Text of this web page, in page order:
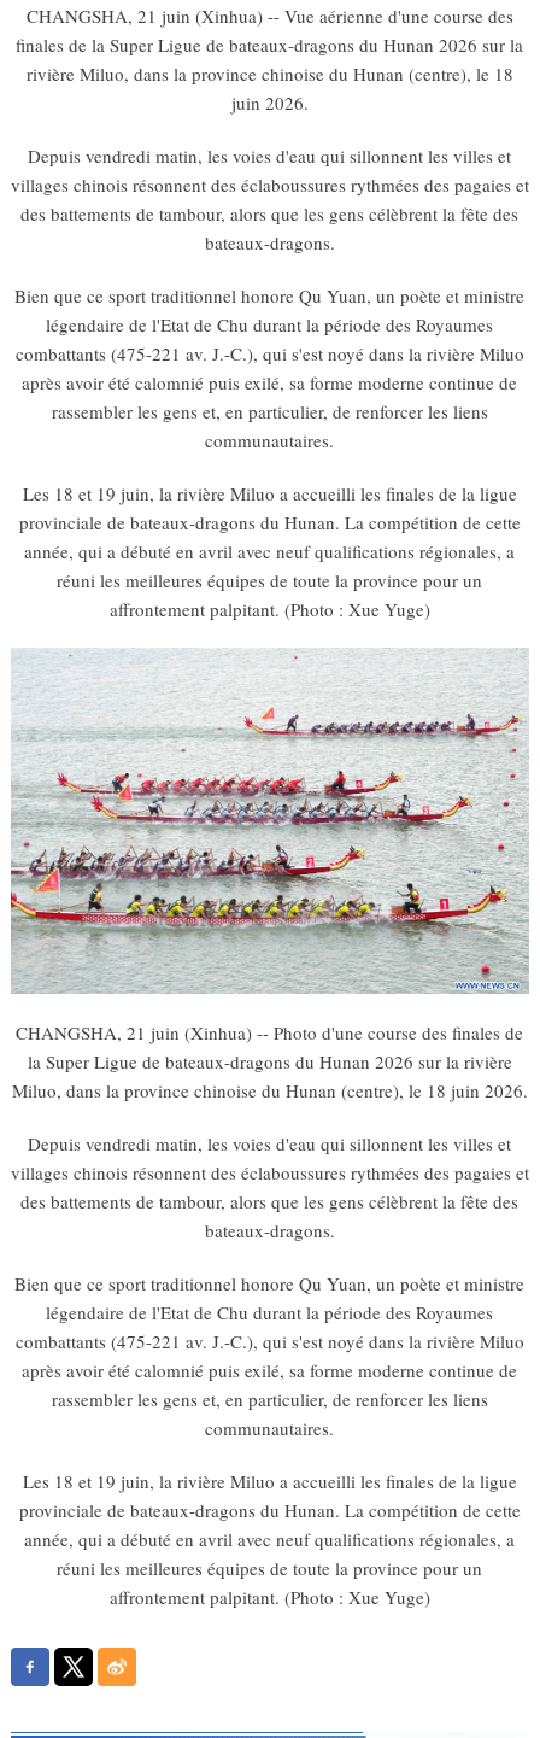
CHANGSHA, 21 juin (Xinhua) -- Vue aérienne d'une course des
finales de la Super Ligue de bateaux-dragons du Hunan 2026 sur la
rivière Miluo, dans la province chinoise du Hunan (centre), le 18
juin 2026.
Depuis vendredi matin, les voies d'eau qui sillonnent les villes et
villages chinois résonnent des éclaboussures rythmées des pagaies et
des battements de tambour, alors que les gens célèbrent la fête des
bateaux-dragons.
Bien que ce sport traditionnel honore Qu Yuan, un poète et ministre
légendaire de l'Etat de Chu durant la période des Royaumes
combattants (475-221 av. J.-C.), qui s'est noyé dans la rivière Miluo
après avoir été calomnié puis exilé, sa forme moderne continue de
rassembler les gens et, en particulier, de renforcer les liens
communautaires.
Les 18 et 19 juin, la rivière Miluo a accueilli les finales de la ligue
provinciale de bateaux-dragons du Hunan. La compétition de cette
année, qui a débuté en avril avec neuf qualifications régionales, a
réuni les meilleures équipes de toute la province pour un
affrontement palpitant. (Photo : Xue Yuge)
CHANGSHA, 21 juin (Xinhua) -- Photo d'une course des finales de
la Super Ligue de bateaux-dragons du Hunan 2026 sur la rivière
Miluo, dans la province chinoise du Hunan (centre), le 18 juin 2026.
Depuis vendredi matin, les voies d'eau qui sillonnent les villes et
villages chinois résonnent des éclaboussures rythmées des pagaies et
des battements de tambour, alors que les gens célèbrent la fête des
bateaux-dragons.
Bien que ce sport traditionnel honore Qu Yuan, un poète et ministre
légendaire de l'Etat de Chu durant la période des Royaumes
combattants (475-221 av. J.-C.), qui s'est noyé dans la rivière Miluo
après avoir été calomnié puis exilé, sa forme moderne continue de
rassembler les gens et, en particulier, de renforcer les liens
communautaires.
Les 18 et 19 juin, la rivière Miluo a accueilli les finales de la ligue
provinciale de bateaux-dragons du Hunan. La compétition de cette
année, qui a débuté en avril avec neuf qualifications régionales, a
réuni les meilleures équipes de toute la province pour un
affrontement palpitant. (Photo : Xue Yuge)